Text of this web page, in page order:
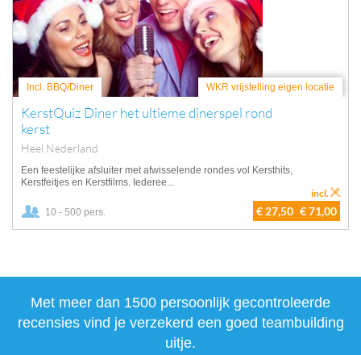
Incl. BBQ/Diner WKR vrijstelling eigen locatie
KerstQuiz Diner het ultieme dinerspel rond
kerst
Heel Nederland
Een feestelijke afsluiter met afwisselende rondes vol Kersthits,
Kerstfeitjes en Kerstfilms. Iederee...
10 - 500 pers. € 27,50 € 71,00
incl.
Met meer dan 1500 persoonlijk gecontroleerde
recensies vind je verzekerd een goed teambuilding
uitje.